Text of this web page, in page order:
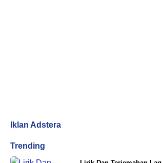
Iklan Adstera
Trending